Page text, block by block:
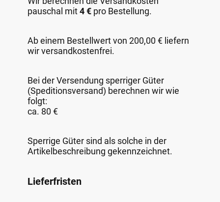
pauschal mit4 € pro Bestellung.
Ab einem Bestellwert von 200,00 € liefern
wir versandkostenfrei.
Bei der Versendung sperriger Güter
(Speditionsversand) berechnen wir wie
folgt:
ca. 80 €
Sperrige Güter sind als solche in der
Artikelbeschreibung gekennzeichnet.
Lieferfristen